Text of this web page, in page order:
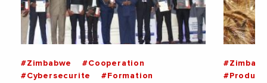
#Zimbabwe
#Cooperation
#Cybersecurite
#Formation